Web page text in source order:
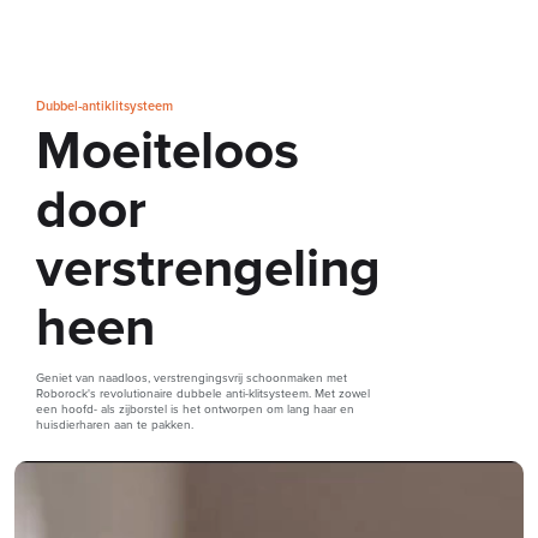
Dubbel-antiklitsysteem
Moeiteloos
door
verstrengeling
heen
Geniet van naadloos, verstrengingsvrij schoonmaken met
Roborock's revolutionaire dubbele anti-klitsysteem. Met zowel
een hoofd- als zijborstel is het ontworpen om lang haar en
huisdierharen aan te pakken.